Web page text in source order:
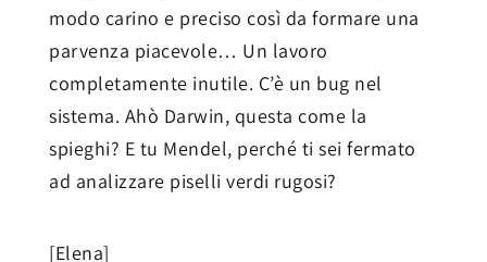
modo carino e preciso così da formare una
parvenza piacevole… Un lavoro
completamente inutile. C’è un bug nel
sistema. Ahò Darwin, questa come la
spieghi? E tu Mendel, perché ti sei fermato
ad analizzare piselli verdi rugosi?
[Elena]